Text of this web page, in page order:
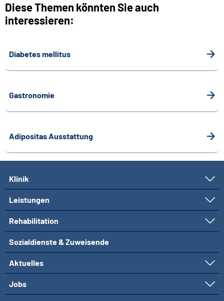
Diese Themen könnten Sie auch
interessieren:
Diabetes mellitus
Gastronomie
Adipositas Ausstattung
Klinik
Leistungen
Rehabilitation
Sozialdienste & Zuweisende
Aktuelles
Jobs